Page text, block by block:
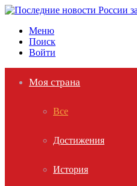
Меню
Поиск
Войти
Моя страна
Все
Достижения
История